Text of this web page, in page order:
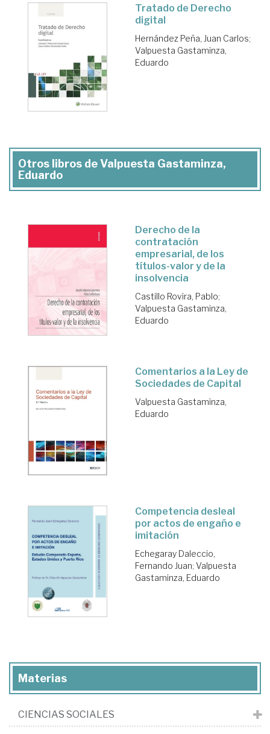
Tratado de Derecho
digital
Hernández Peña, Juan Carlos;
Valpuesta Gastaminza,
Eduardo
Otros libros de Valpuesta Gastaminza,
Eduardo
Derecho de la
contratación
empresarial, de los
títulos-valor y de la
insolvencia
Castillo Rovira, Pablo;
Valpuesta Gastaminza,
Eduardo
Comentarios a la Ley de
Sociedades de Capital
Valpuesta Gastaminza,
Eduardo
Competencia desleal
por actos de engaño e
imitación
Echegaray Daleccio,
Fernando Juan; Valpuesta
Gastaminza, Eduardo
Materias
CIENCIAS SOCIALES